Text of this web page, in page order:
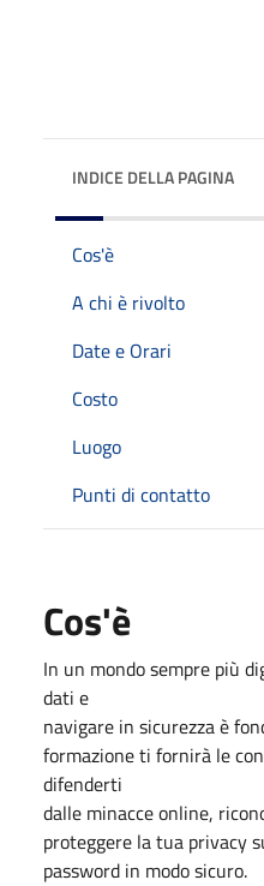
INDICE DELLA PAGINA
Cos'è
A chi è rivolto
Date e Orari
Costo
Luogo
Punti di contatto
Cos'è
In un mondo sempre più
dati e
navigare in sicurezza è
formazione ti fornirà le
difenderti
dalle minacce online,
proteggere la tua privacy
password in modo sicuro.